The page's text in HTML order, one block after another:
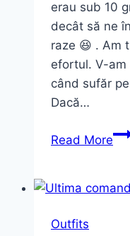
erau sub 10
decât să ne
raze 😆 . Am
efortul. V-am
când sufăr
Dacă…
Read More
Outfits